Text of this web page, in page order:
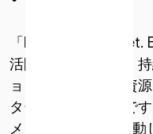
「Expand our
活圏を宇宙に広げ、
ョンに掲げ、月面資
タートアップ企業で
メリカの3拠点で活